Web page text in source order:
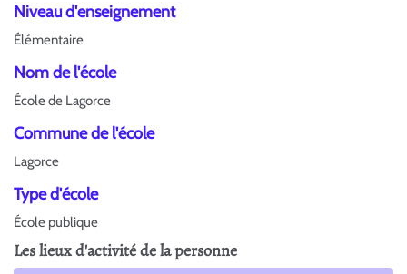
Niveau d'enseignement
Élémentaire
Nom de l'école
École de Lagorce
Commune de l'école
Lagorce
Type d'école
École publique
Les lieux d'activité de la personne